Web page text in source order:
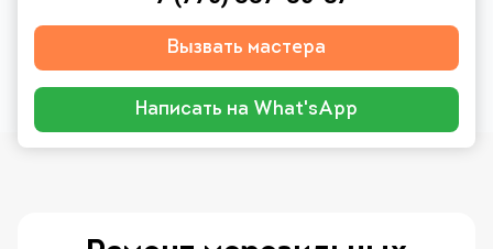
Вызвать мастера
Написать на What'sApp